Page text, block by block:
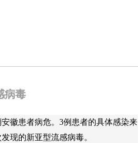
病毒
徽患者病危。3例患者的具体感染来
现的新亚型流感病毒。